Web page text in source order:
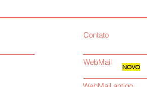
Contato
WebMail
NOVO